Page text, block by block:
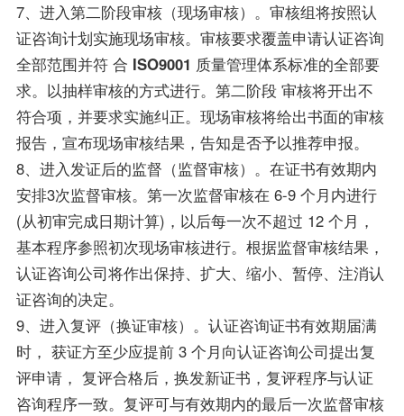
7、进入第二阶段审核（现场审核）。审核组将按照认
证咨询计划实施现场审核。审核要求覆盖申请认证咨询
全部范围并符 合 ISO9001 质量管理体系标准的全部要
求。以抽样审核的方式进行。第二阶段 审核将开出不
符合项，并要求实施纠正。现场审核将给出书面的审核
报告，宣布现场审核结果，告知是否予以推荐申报。
8、进入发证后的监督（监督审核）。在证书有效期内
安排3次监督审核。第一次监督审核在 6-9 个月内进行
(从初审完成日期计算)，以后每一次不超过 12 个月，
基本程序参照初次现场审核进行。根据监督审核结果，
认证咨询公司将作出保持、扩大、缩小、暂停、注消认
证咨询的决定。
9、进入复评（换证审核）。认证咨询证书有效期届满
时， 获证方至少应提前 3 个月向认证咨询公司提出复
评申请， 复评合格后，换发新证书，复评程序与认证
咨询程序一致。复评可与有效期内的最后一次监督审核